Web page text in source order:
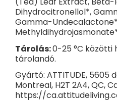
Dihydrocitronellol*,
Gamma-
Tárolás:0-25 °C közötti
tárolandó.
Gyártó: ATTITUDE, 5605
Montreal, H2T 2A4, QC,
https://